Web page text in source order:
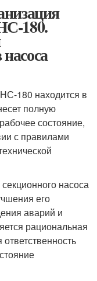
180.
180 находится в
полную
состояние,
с правилами
насоса
его
аварий и
рациональная